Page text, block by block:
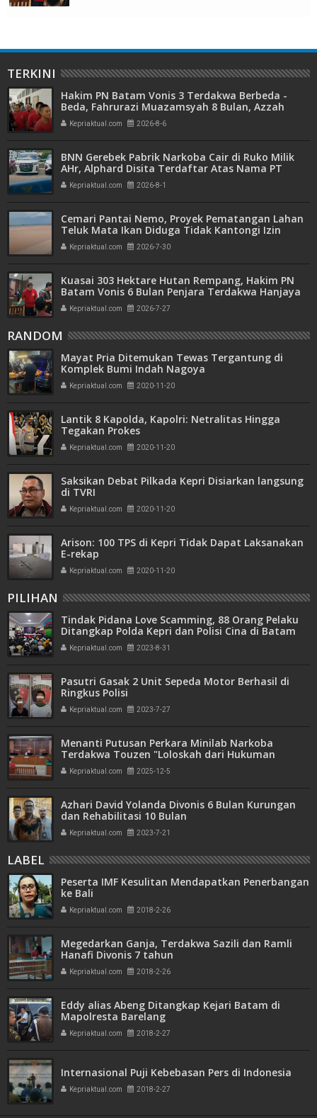
TERKINI
Hakim PN Batam Vonis 3 Terdakwa Berbeda -
Beda, Fahrurazi Muazamsyah 8 Bulan, Azzah
Azzurah dan Risma Divonis 2 Tahun 6 Bulan
Kepriaktual.com 2026-8-6
BNN Gerebek Pabrik Narkoba Cair di Ruko Milik
AHr, Alphard Disita Terdaftar Atas Nama PT
Mitra Usaha Properti
Kepriaktual.com 2026-8-1
Cemari Pantai Nemo, Proyek Pematangan Lahan
Teluk Mata Ikan Diduga Tidak Kantongi Izin
Amdal
Kepriaktual.com 2026-7-30
Kuasai 303 Hektare Hutan Rempang, Hakim PN
Batam Vonis 6 Bulan Penjara Terdakwa Hanjaya
Kepriaktual.com 2026-7-27
RANDOM
Mayat Pria Ditemukan Tewas Tergantung di
Komplek Bumi Indah Nagoya
Kepriaktual.com 2020-11-20
Lantik 8 Kapolda, Kapolri: Netralitas Hingga
Tegakan Prokes
Kepriaktual.com 2020-11-20
Saksikan Debat Pilkada Kepri Disiarkan langsung
di TVRI
Kepriaktual.com 2020-11-20
Arison: 100 TPS di Kepri Tidak Dapat Laksanakan
E-rekap
Kepriaktual.com 2020-11-20
PILIHAN
Tindak Pidana Love Scamming, 88 Orang Pelaku
Ditangkap Polda Kepri dan Polisi Cina di Batam
Kepriaktual.com 2023-8-31
Pasutri Gasak 2 Unit Sepeda Motor Berhasil di
Ringkus Polisi
Kepriaktual.com 2023-7-27
Menanti Putusan Perkara Minilab Narkoba
Terdakwa Touzen "Loloskah dari Hukuman
Seumur Hidup atau Mati"
Kepriaktual.com 2025-12-5
Azhari David Yolanda Divonis 6 Bulan Kurungan
dan Rehabilitasi 10 Bulan
Kepriaktual.com 2023-7-21
LABEL
Peserta IMF Kesulitan Mendapatkan Penerbangan
ke Bali
Kepriaktual.com 2018-2-26
Megedarkan Ganja, Terdakwa Sazili dan Ramli
Hanafi Divonis 7 tahun
Kepriaktual.com 2018-2-26
Eddy alias Abeng Ditangkap Kejari Batam di
Mapolresta Barelang
Kepriaktual.com 2018-2-27
Internasional Puji Kebebasan Pers di Indonesia
Kepriaktual.com 2018-2-27